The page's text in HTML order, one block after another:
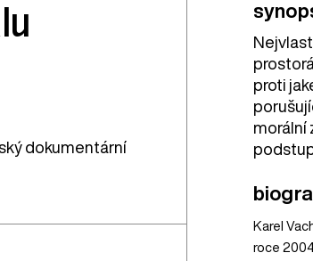
proti
morální
Karel
roce
dokumentární